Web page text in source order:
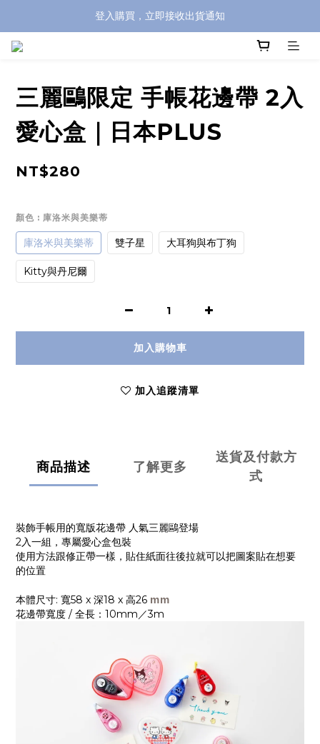
全館滿兩千免運！
登入購買，立即接收出貨通知
三麗鷗限定 手帳花邊帶 2入
愛心盒｜日本PLUS
NT$280
顏色 : 庫洛米與美樂蒂
庫洛米與美樂蒂 雙子星 大耳狗與布丁狗
Kitty與丹尼爾
加入購物車
加入追蹤清單
商品描述 了解更多
送貨及付款方
式
裝飾手帳用的寬版花邊帶 人氣三麗鷗登場
2入一組，專屬愛心盒包裝
使用方法跟修正帶一樣，貼住紙面往後拉就可以把圖案貼在想要
的位置
本體尺寸: 寬58 x 深18 x 高26 mm
花邊帶寬度 / 全長：10mm／3m